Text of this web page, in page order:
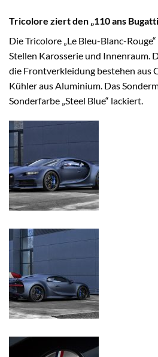
Tricolore ziert den „110 ans
Die Tricolore „Le Bleu-Blanc-
Stellen Karosserie und Innenraum.
die Frontverkleidung bestehen aus
Kühler aus Aluminium. Das
Sonderfarbe „Steel Blue“ lackiert.